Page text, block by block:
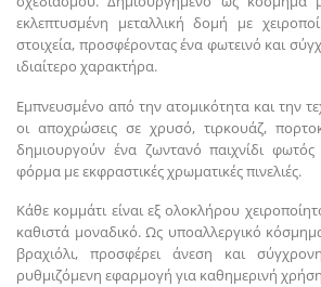
εκλεπτυσμένη μεταλλική δομή με
στοιχεία, προσφέροντας ένα φωτεινό και
ιδιαίτερο χαρακτήρα.
Εμπνευσμένο από την ατομικότητα και την
οι αποχρώσεις σε χρυσό, τιρκουάζ,
δημιουργούν ένα ζωντανό παιχνίδι
φόρμα με εκφραστικές χρωματικές πινελιές.
Κάθε κομμάτι είναι εξ ολοκλήρου
καθιστά μοναδικό. Ως υποαλλεργικό
βραχιόλι, προσφέρει άνεση και
ρυθμιζόμενη εφαρμογή για καθημερινή